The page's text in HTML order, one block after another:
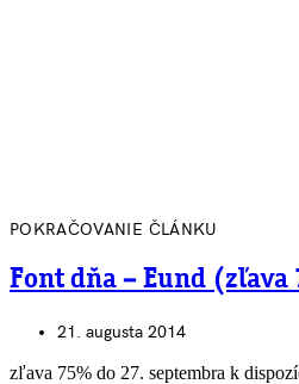
POKRAČOVANIE ČLÁNKU
Font dňa – Eund (zľava
21. augusta 2014
zľava 75% do 27. septembra k